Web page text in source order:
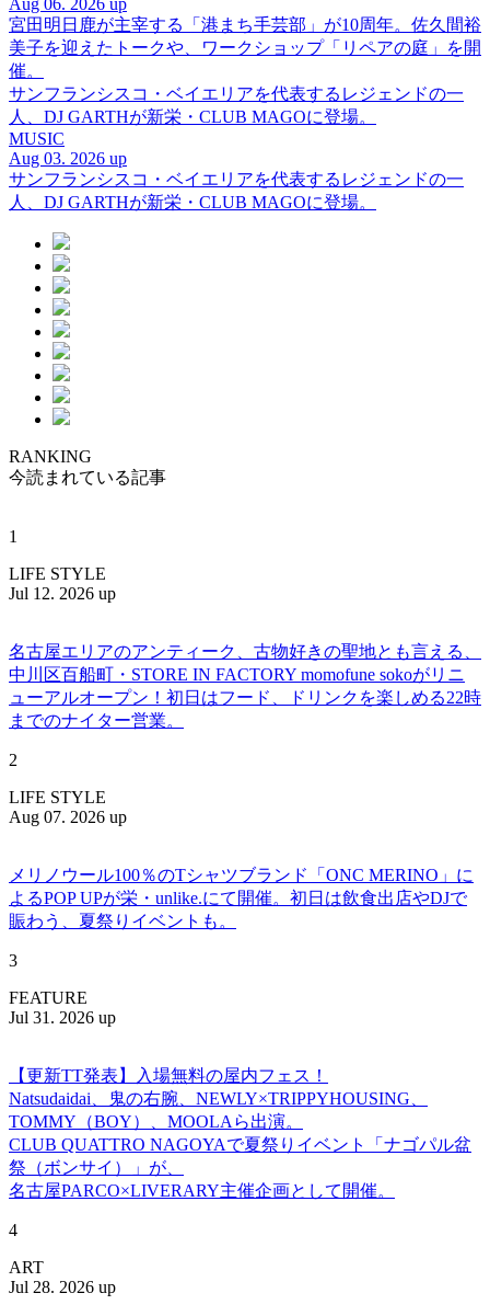
Aug 06. 2026 up
宮田明日鹿が主宰する「港まち手芸部」が10周年。佐久間裕
美子を迎えたトークや、ワークショップ「リペアの庭」を開
催。
サンフランシスコ・ベイエリアを代表するレジェンドの一
人、DJ GARTHが新栄・CLUB MAGOに登場。
MUSIC
Aug 03. 2026 up
サンフランシスコ・ベイエリアを代表するレジェンドの一
人、DJ GARTHが新栄・CLUB MAGOに登場。
RANKING
今読まれている記事
1
LIFE STYLE
Jul 12. 2026 up
名古屋エリアのアンティーク、古物好きの聖地とも言える、
中川区百船町・STORE IN FACTORY momofune sokoがリニ
ューアルオープン！初日はフード、ドリンクを楽しめる22時
までのナイター営業。
2
LIFE STYLE
Aug 07. 2026 up
メリノウール100％のTシャツブランド「ONC MERINO」に
よるPOP UPが栄・unlike.にて開催。初日は飲食出店やDJで
賑わう、夏祭りイベントも。
3
FEATURE
Jul 31. 2026 up
【更新TT発表】入場無料の屋内フェス！
Natsudaidai、鬼の右腕、NEWLY×TRIPPYHOUSING、
TOMMY（BOY）、MOOLAら出演。
CLUB QUATTRO NAGOYAで夏祭りイベント「ナゴパル盆
祭（ボンサイ）」が、
名古屋PARCO×LIVERARY主催企画として開催。
4
ART
Jul 28. 2026 up